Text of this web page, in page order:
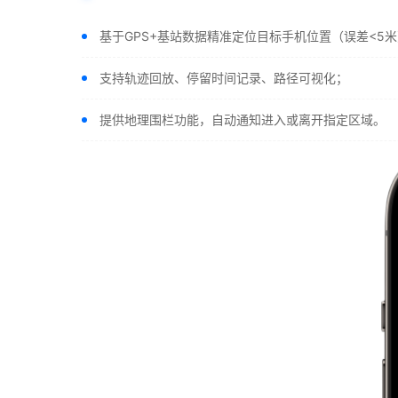
基于GPS+基站数据精准定位目标手机位置（误差<5
支持轨迹回放、停留时间记录、路径可视化；
提供地理围栏功能，自动通知进入或离开指定区域。